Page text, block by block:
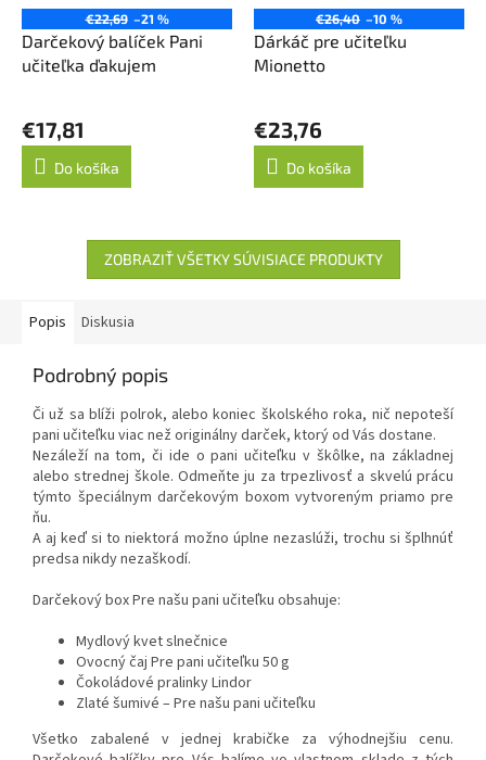
€22,69 –21 %
Darčekový balíček Pani
učiteľka ďakujem
€17,81
Do košíka
€26,40 –10 %
Dárkáč pre učiteľku
Mionetto
€23,76
Do košíka
ZOBRAZIŤ VŠETKY SÚVISIACE PRODUKTY
Popis Diskusia
Podrobný popis
Či už sa blíži polrok, alebo koniec školského roka, nič nepoteší
pani učiteľku viac než originálny darček, ktorý od Vás dostane.
Nezáleží na tom, či ide o pani učiteľku v škôlke, na základnej
alebo strednej škole. Odmeňte ju za trpezlivosť a skvelú prácu
týmto špeciálnym darčekovým boxom vytvoreným priamo pre
ňu.
A aj keď si to niektorá možno úplne nezaslúži, trochu si šplhnúť
predsa nikdy nezaškodí.
Darčekový box Pre našu pani učiteľku obsahuje:
Mydlový kvet slnečnice
Ovocný čaj Pre pani učiteľku 50 g
Čokoládové pralinky Lindor
Zlaté šumivé – Pre našu pani učiteľku
Všetko zabalené v jednej krabičke za výhodnejšiu cenu.